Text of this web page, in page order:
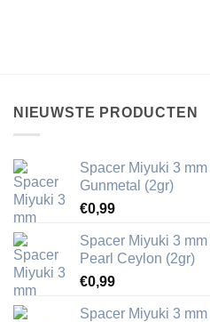
NIEUWSTE PRODUCTEN
Spacer Miyuki 3
Gunmetal (2gr)
€0,99
Spacer Miyuki 3
Pearl Ceylon (2gr)
€0,99
Spacer Miyuki 3